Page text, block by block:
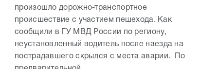
произошло дорожно-транспортное
происшествие с участием пешехода. Как
сообщили в ГУ МВД России по региону,
неустановленный водитель после наезда на
пострадавшего скрылся с места аварии. По